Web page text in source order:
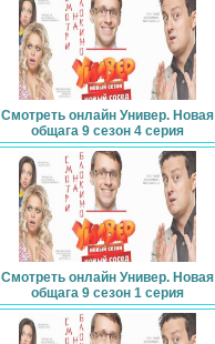
Смотреть онлайн Универ. Новая
общага 9 сезон 4 серия
Смотреть онлайн Универ. Новая
общага 9 сезон 1 серия